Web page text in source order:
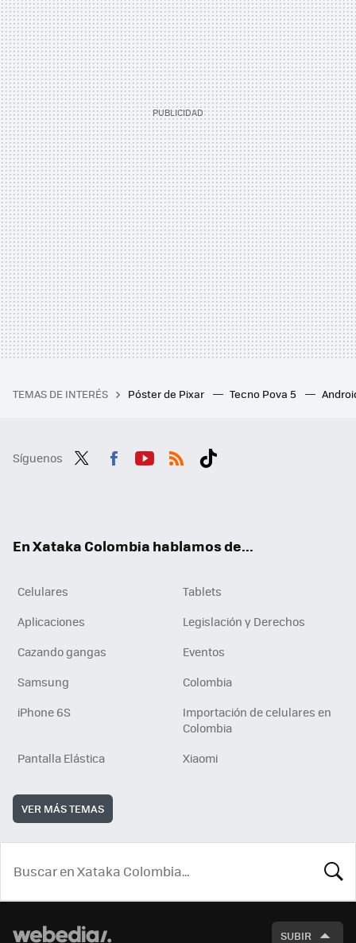
TEMAS DE INTERÉS Póster de Pixar Tecno Pova 5
Síguenos
En Xataka Colombia hablamos de...
Celulares
Tablets
Aplicaciones
Legislación y Derechos
Cazando gangas
Eventos
Samsung
Colombia
iPhone 6S
Importación de celulares en
Colombia
Pantalla Elástica
Xiaomi
VER MÁS TEMAS
SUBIR